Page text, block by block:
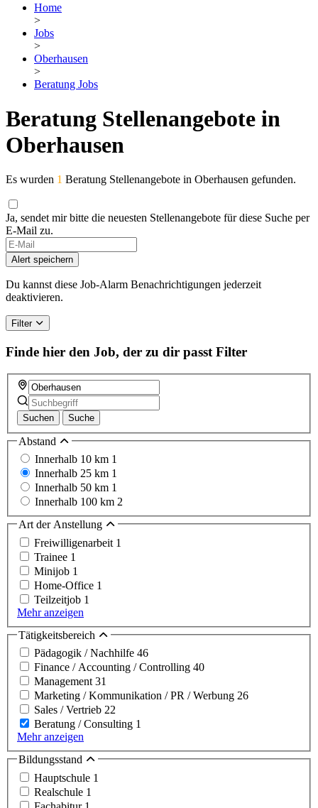
Home
>
Jobs
>
Oberhausen
>
Beratung Jobs
Beratung Stellenangebote in
Oberhausen
Es wurden 1 Beratung Stellenangebote in Oberhausen gefunden.
Ja, sendet mir bitte die neuesten Stellenangebote für diese Suche per
E-Mail zu.
If
you
are
a
human,
this
field
Alert speichern
Du kannst diese Job-Alarm Benachrichtigungen jederzeit
deaktivieren.
Filter
Finde hier den Job, der zu dir passt Filter
Suchen Suche
Abstand
Innerhalb 10 km 1
Innerhalb 25 km 1
Innerhalb 50 km 1
Innerhalb 100 km 2
Art der Anstellung
Freiwilligenarbeit 1
Trainee 1
Minijob 1
Home-Office 1
Teilzeitjob 1
Mehr anzeigen
Tätigkeitsbereich
Pädagogik / Nachhilfe 46
Finance / Accounting / Controlling 40
Management 31
Marketing / Kommunikation / PR / Werbung 26
Sales / Vertrieb 22
Beratung / Consulting 1
Mehr anzeigen
Bildungsstand
Hauptschule 1
Realschule 1